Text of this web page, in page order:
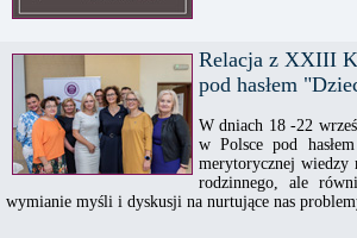
Relacja z XXIII
pod hasłem
W dniach 18 -22
w Polsce pod
merytorycznej wiedzy
rodzinnego, ale
wymianie myśli i dyskusji na nurtujące nas